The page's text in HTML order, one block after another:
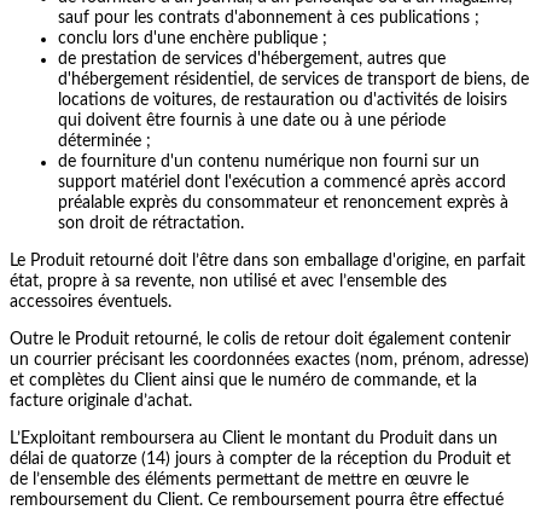
sauf pour les contrats d'abonnement à ces publications ;
conclu lors d'une enchère publique ;
de prestation de services d'hébergement, autres que
d'hébergement résidentiel, de services de transport de biens, de
locations de voitures, de restauration ou d'activités de loisirs
qui doivent être fournis à une date ou à une période
déterminée ;
de fourniture d'un contenu numérique non fourni sur un
support matériel dont l'exécution a commencé après accord
préalable exprès du consommateur et renoncement exprès à
son droit de rétractation.
Le Produit retourné doit l’être dans son emballage d'origine, en parfait
état, propre à sa revente, non utilisé et avec l’ensemble des
accessoires éventuels.
Outre le Produit retourné, le colis de retour doit également contenir
un courrier précisant les coordonnées exactes (nom, prénom, adresse)
et complètes du Client ainsi que le numéro de commande, et la
facture originale d’achat.
L’Exploitant remboursera au Client le montant du Produit dans un
délai de quatorze (14) jours à compter de la réception du Produit et
de l’ensemble des éléments permettant de mettre en œuvre le
remboursement du Client. Ce remboursement pourra être effectué